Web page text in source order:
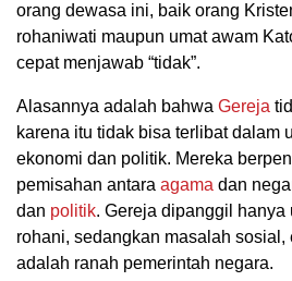
orang dewasa ini, baik orang
rohaniwati maupun umat awam
cepat menjawab “tidak”.
Alasannya adalah bahwa Gereja
karena itu tidak bisa terlibat dalam
ekonomi dan politik. Mereka
pemisahan antara agama dan
dan politik. Gereja dipanggil hanya
rohani, sedangkan masalah
adalah ranah pemerintah negara.